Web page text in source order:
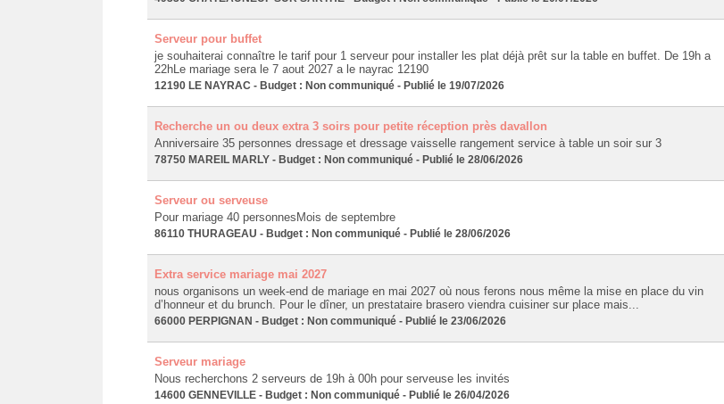
Serveur pour buffet
je souhaiterai connaître le tarif pour 1 serveur pour installer les plat déjà prêt sur la table en buffet. De 19h a
22hLe mariage sera le 7 aout 2027 a le nayrac 12190
12190 LE NAYRAC - Budget : Non communiqué - Publié le 19/07/2026
Recherche un ou deux extra 3 soirs pour petite réception près davallon
Anniversaire 35 personnes dressage et dressage vaisselle rangement service à table un soir sur 3
78750 MAREIL MARLY - Budget : Non communiqué - Publié le 28/06/2026
Serveur ou serveuse
Pour mariage 40 personnesMois de septembre
86110 THURAGEAU - Budget : Non communiqué - Publié le 28/06/2026
Extra service mariage mai 2027
nous organisons un week-end de mariage en mai 2027 où nous ferons nous même la mise en place du vin
d’honneur et du brunch. Pour le dîner, un prestataire brasero viendra cuisiner sur place mais...
66000 PERPIGNAN - Budget : Non communiqué - Publié le 23/06/2026
Serveur mariage
Nous recherchons 2 serveurs de 19h à 00h pour serveuse les invités
14600 GENNEVILLE - Budget : Non communiqué - Publié le 26/04/2026